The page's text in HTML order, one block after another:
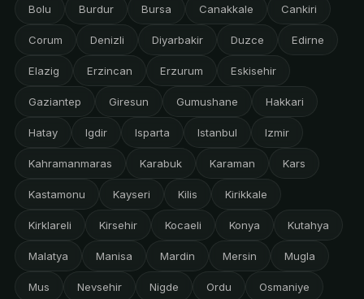
Bolu Burdur Bursa Canakkale Cankiri
Corum Denizli Diyarbakir Duzce Edirne
Elazig Erzincan Erzurum Eskisehir
Gaziantep Giresun Gumushane Hakkari
Hatay Igdir Isparta Istanbul Izmir
Kahramanmaras Karabuk Karaman Kars
Kastamonu Kayseri Kilis Kirikkale
Kirklareli Kirsehir Kocaeli Konya Kutahya
Malatya Manisa Mardin Mersin Mugla
Mus Nevsehir Nigde Ordu Osmaniye